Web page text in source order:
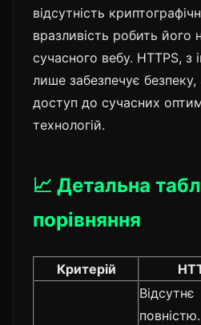
відсутність
вразливість робить його
сучасного вебу. HTTPS, з
лише забезпечує безпеку,
доступ до сучасних
технологій.
📈 Детальна
порівняння
Критерій
Відсутнє
повністю.